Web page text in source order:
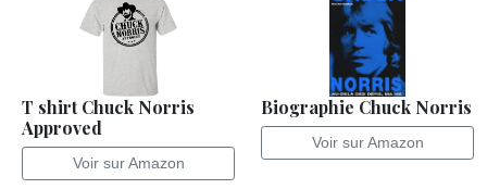
T shirt Chuck Norris
Approved
Voir sur Amazon
Biographie Chuck Norris
Voir sur Amazon